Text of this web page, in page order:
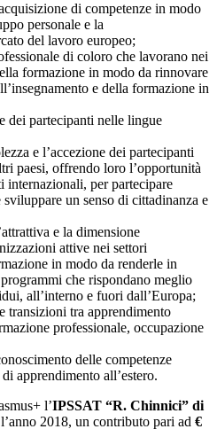
di competenze in modo
personale e la
del lavoro europeo;
di coloro che lavorano nei
formazione in modo da rinnovare
e della formazione in
dei partecipanti nelle lingue
e l’accezione dei partecipanti
paesi, offrendo loro l’opportunità
internazionali, per partecipare
un senso di cittadinanza e
e la dimensione
attive nei settori
in modo da renderle in
che rispondano meglio
all’interno e fuori dall’Europa;
transizioni tra apprendimento
professionale, occupazione
delle competenze
apprendimento all’estero.
l’IPSSAT “R. Chinnici” di
2018, un contributo pari ad €